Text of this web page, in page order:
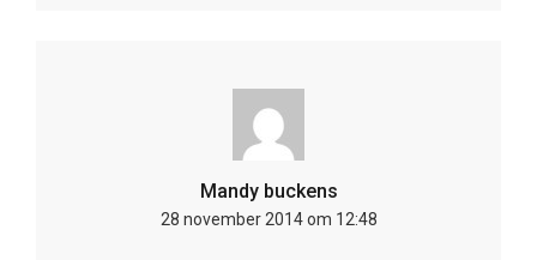
Mandy buckens
28 november 2014 om 12:48